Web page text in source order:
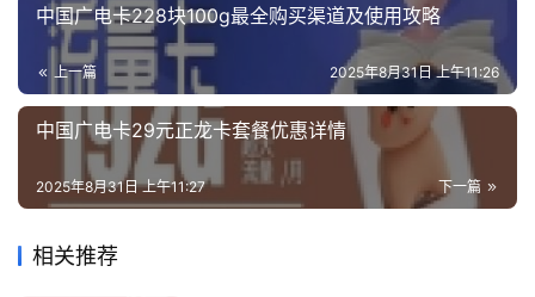
中国广电卡228块100g最全购买渠道及使用攻略
上一篇 2025年8月31日 上午11:26
中国广电卡29元正龙卡套餐优惠详情
下一篇
2025年8月31日 上午11:27
相关推荐